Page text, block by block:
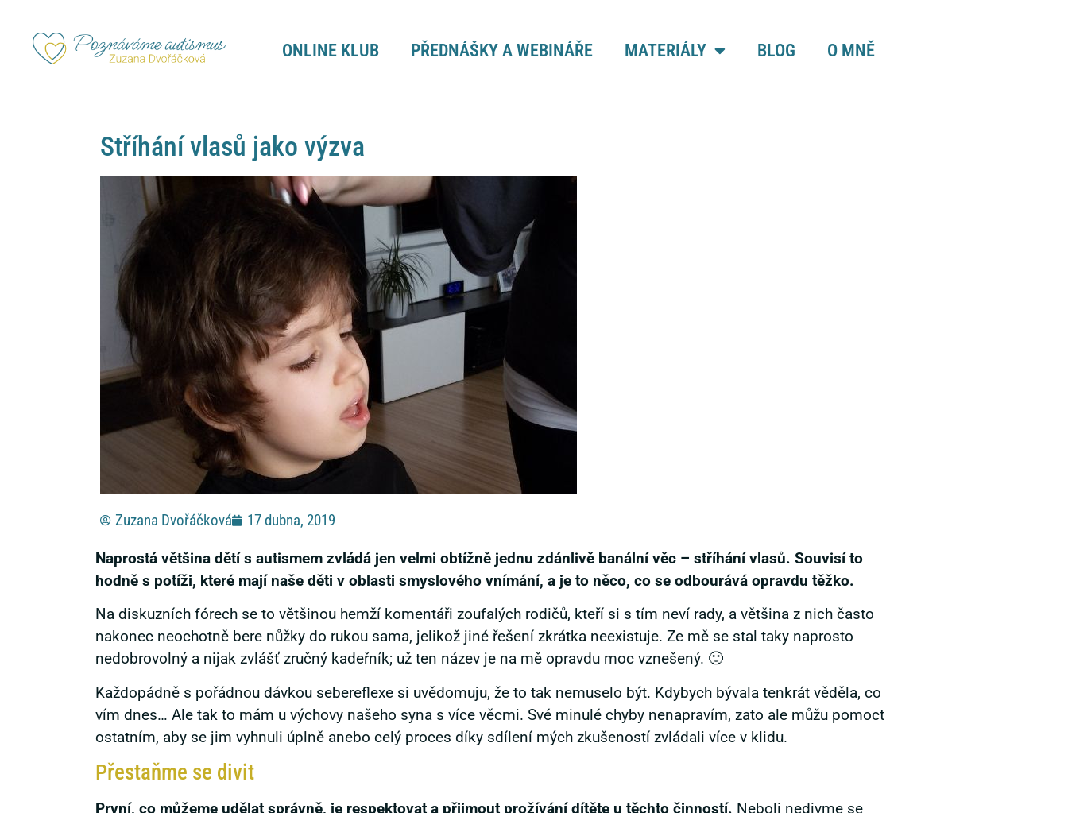
ONLINE KLUB PŘEDNÁŠKY A WEBINÁŘE MATERIÁLY BLOG O MNĚ
Stříhání vlasů jako výzva
Zuzana Dvořáčková 17 dubna, 2019
Naprostá většina dětí s autismem zvládá jen velmi obtížně jednu zdánlivě banální věc – stříhání vlasů. Souvisí to
hodně s potíži, které mají naše děti v oblasti smyslového vnímání, a je to něco, co se odbourává opravdu těžko.
Na diskuzních fórech se to většinou hemží komentáři zoufalých rodičů, kteří si s tím neví rady, a většina z nich často
nakonec neochotně bere nůžky do rukou sama, jelikož jiné řešení zkrátka neexistuje. Ze mě se stal taky naprosto
nedobrovolný a nijak zvlášť zručný kadeřník; už ten název je na mě opravdu moc vznešený. 🙂
Každopádně s pořádnou dávkou sebereflexe si uvědomuju, že to tak nemuselo být. Kdybych bývala tenkrát věděla, co
vím dnes… Ale tak to mám u výchovy našeho syna s více věcmi. Své minulé chyby nenapravím, zato ale můžu pomoct
ostatním, aby se jim vyhnuli úplně anebo celý proces díky sdílení mých zkušeností zvládali více v klidu.
Přestaňme se divit
První, co můžeme udělat správně, je respektovat a přijmout prožívání dítěte u těchto činností. Neboli nedivme se